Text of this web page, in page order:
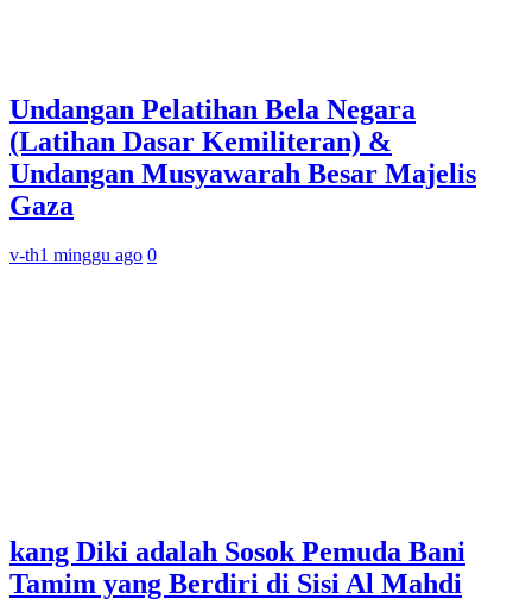
Undangan Pelatihan Bela Negara
(Latihan Dasar Kemiliteran) &
Undangan Musyawarah Besar Majelis
Gaza
v-th1 minggu ago 0
kang Diki adalah Sosok Pemuda Bani
Tamim yang Berdiri di Sisi Al Mahdi